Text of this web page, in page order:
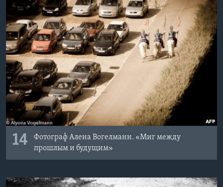
14
Фотограф Алена Вогелманн. «Миг между
прошлым и будущим»